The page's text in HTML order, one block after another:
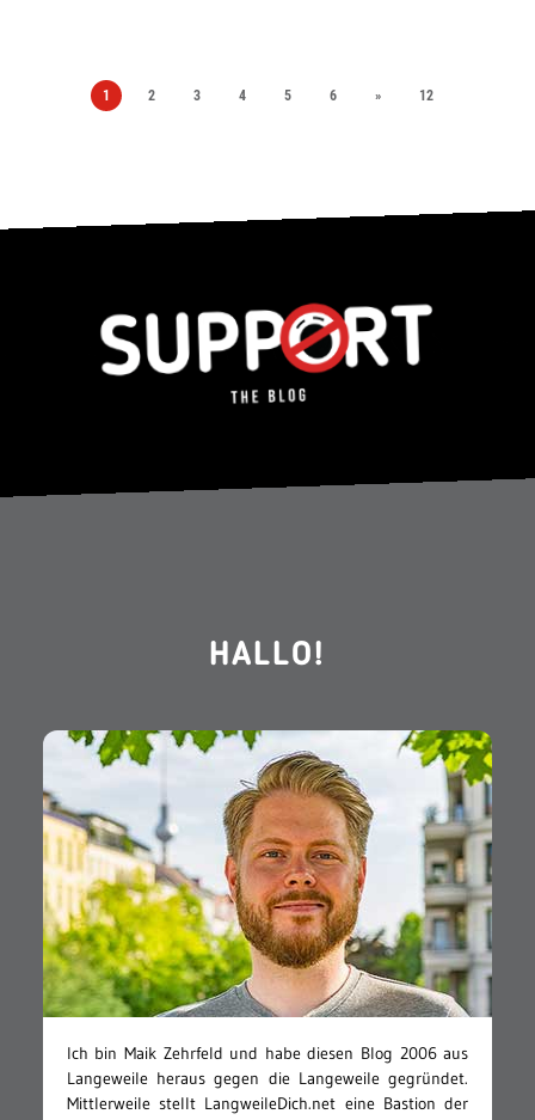
1 2 3 4 5 6 » 12
HALLO!
Ich bin Maik Zehrfeld und habe diesen Blog 2006 aus
Langeweile heraus gegen die Langeweile gegründet.
Mittlerweile stellt LangweileDich.net eine Bastion der